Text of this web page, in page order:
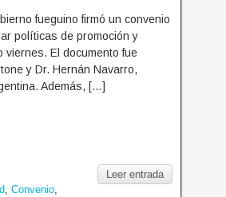
fueguino firmó un convenio
políticas de promoción y
viernes. El documento fue
y Dr. Hernán Navarro,
Además, […]
Leer entrada
, Convenio,